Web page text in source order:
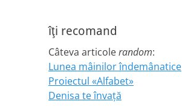
îţi recomand
Câteva articolerandom:
Lunea mâinilor îndemânatice
Proiectul «Alfabet»
Denisa te învaţă